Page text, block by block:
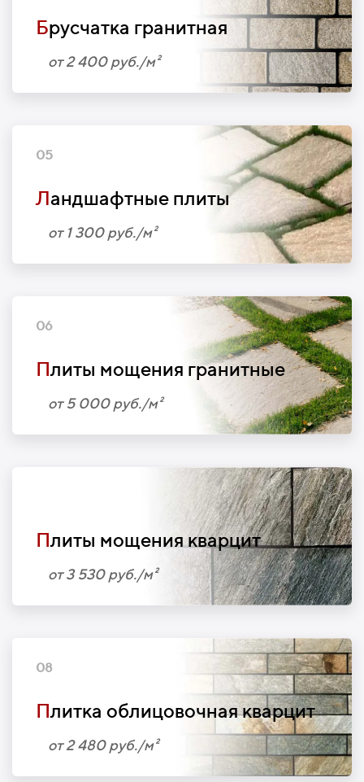
Брусчатка гранитная
от 2 400 руб./м²
05
Ландшафтные плиты
от 1 300 руб./м²
06
Плиты мощения гранитные
от 5 000 руб./м²
Плиты мощения кварцит
от 3 530 руб./м²
08
Плитка облицовочная кварцит
от 2 480 руб./м²